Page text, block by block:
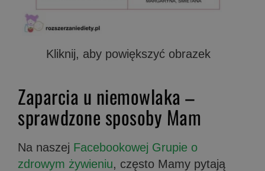
Kliknij, aby powiększyć obrazek
Zaparcia u niemowlaka –
sprawdzone sposoby Mam
Na naszej Facebookowej Grupie o
zdrowym żywieniu, często Mamy pytają